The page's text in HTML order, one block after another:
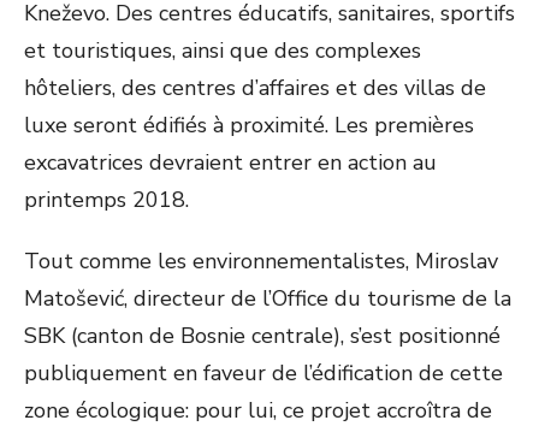
Kneževo. Des centres éducatifs, sanitaires, sportifs
et touristiques, ainsi que des complexes
hôteliers, des centres d’affaires et des villas de
luxe seront édifiés à proximité. Les premières
excavatrices devraient entrer en action au
printemps 2018.
Tout comme les environnementalistes, Miroslav
Matošević, directeur de l’Office du tourisme de la
SBK (canton de Bosnie centrale), s’est positionné
publiquement en faveur de l’édification de cette
zone écologique: pour lui, ce projet accroîtra de